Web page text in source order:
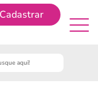
Cadastrar